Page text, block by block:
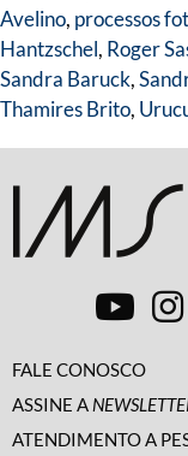
Avelino, processos
Hantzschel, Roger
Sandra Baruck,
Thamires Brito,
FALE CONOSCO
ASSINE A
ATENDIMENTO A